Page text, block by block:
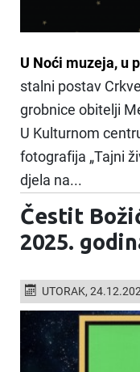
U Noći muzeja, u
stalni postav
grobnice obitelji
U Kulturnom
fotografija „Tajni
djela na...
Čestit
2025.
UTORAK,